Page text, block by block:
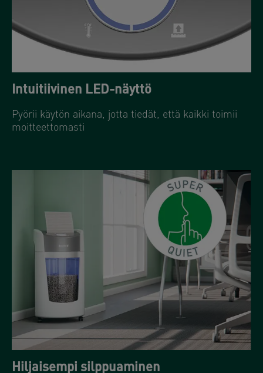
Intuitiivinen LED-näyttö
Pyörii käytön aikana, jotta tiedät, että kaikki toimii
moitteettomasti
Hiljaisempi silppuaminen